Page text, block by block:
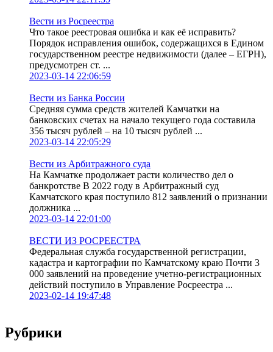
Вести из Росреестра
Что такое реестровая ошибка и как её исправить?
Порядок исправления ошибок, содержащихся в Едином
государственном реестре недвижимости (далее – ЕГРН),
предусмотрен ст. ...
2023-03-14 22:06:59
Вести из Банка России
Средняя сумма средств жителей Камчатки на
банковских счетах на начало текущего года составила
356 тысяч рублей – на 10 тысяч рублей ...
2023-03-14 22:05:29
Вести из Арбитражного суда
На Камчатке продолжает расти количество дел о
банкротстве В 2022 году в Арбитражный суд
Камчатского края поступило 812 заявлений о признании
должника ...
2023-03-14 22:01:00
ВЕСТИ ИЗ РОСРЕЕСТРА
Федеральная служба государственной регистрации,
кадастра и картографии по Камчатскому краю Почти 3
000 заявлений на проведение учетно-регистрационных
действий поступило в Управление Росреестра ...
2023-02-14 19:47:48
Рубрики